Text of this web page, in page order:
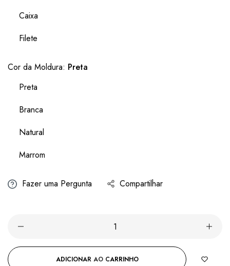
Caixa
Filete
Cor da Moldura: Preta
Preta
Branca
Natural
Marrom
Fazer uma Pergunta Compartilhar
ADICIONAR AO CARRINHO